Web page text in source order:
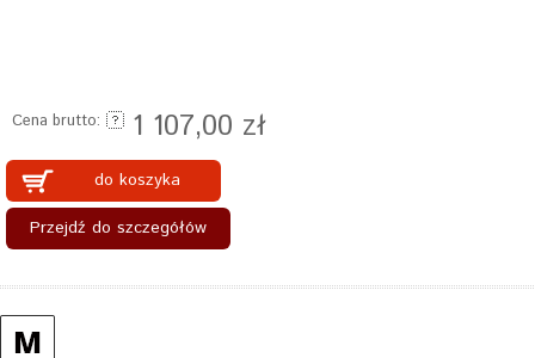
Cena brutto: 1 107,00 zł
do koszyka
Przejdź do szczegółów